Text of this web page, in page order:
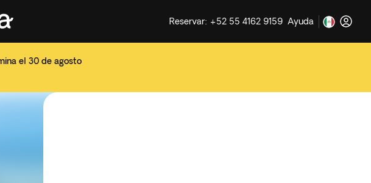
el 30 de agosto
Reservar: +52 55 4162 9159 Ayuda